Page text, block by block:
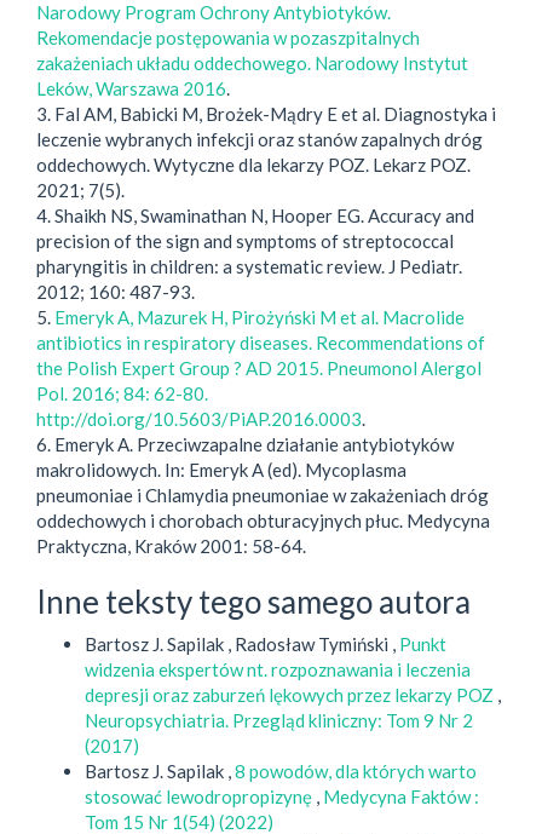
Narodowy Program Ochrony Antybiotyków.
Rekomendacje postępowania w pozaszpitalnych
zakażeniach układu oddechowego. Narodowy Instytut
Leków, Warszawa 2016.
3. Fal AM, Babicki M, Brożek-Mądry E et al. Diagnostyka i
leczenie wybranych infekcji oraz stanów zapalnych dróg
oddechowych. Wytyczne dla lekarzy POZ. Lekarz POZ.
2021; 7(5).
4. Shaikh NS, Swaminathan N, Hooper EG. Accuracy and
precision of the sign and symptoms of streptococcal
pharyngitis in children: a systematic review. J Pediatr.
2012; 160: 487-93.
5. Emeryk A, Mazurek H, Pirożyński M et al. Macrolide
antibiotics in respiratory diseases. Recommendations of
the Polish Expert Group ? AD 2015. Pneumonol Alergol
Pol. 2016; 84: 62-80.
http://doi.org/10.5603/PiAP.2016.0003.
6. Emeryk A. Przeciwzapalne działanie antybiotyków
makrolidowych. In: Emeryk A (ed). Mycoplasma
pneumoniae i Chlamydia pneumoniae w zakażeniach dróg
oddechowych i chorobach obturacyjnych płuc. Medycyna
Praktyczna, Kraków 2001: 58-64.
Inne teksty tego samego autora
Bartosz J. Sapilak , Radosław Tymiński , Punkt
widzenia ekspertów nt. rozpoznawania i leczenia
depresji oraz zaburzeń lękowych przez lekarzy POZ ,
Neuropsychiatria. Przegląd kliniczny: Tom 9 Nr 2
(2017)
Bartosz J. Sapilak ,8 powodów, dla których warto
stosować lewodropropizynę , Medycyna Faktów :
Tom 15 Nr 1(54) (2022)